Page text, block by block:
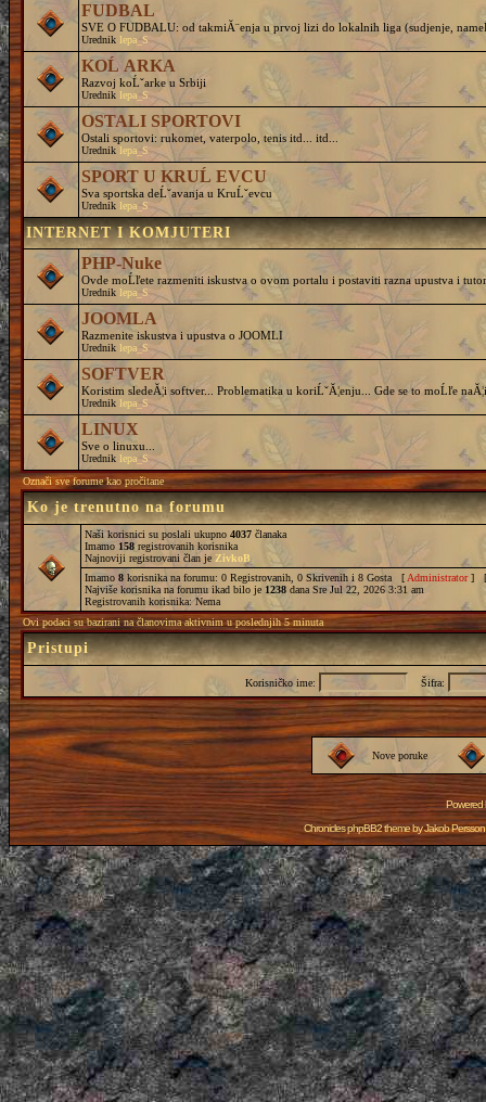
FUDBAL
SVE O FUDBALU: od takmiĂ¨enja u prvoj lizi do lokalnih liga (sudjenje,
Urednik lepa_S
KOĹ ARKA
Razvoj koĹˇarke u Srbiji
Urednik lepa_S
OSTALI SPORTOVI
Ostali sportovi: rukomet, vaterpolo, tenis itd... itd...
Urednik lepa_S
SPORT U KRUĹ EVCU
Sva sportska deĹˇavanja u KruĹˇevcu
Urednik lepa_S
INTERNET I KOMJUTERI
PHP-Nuke
Ovde moĹľete razmeniti iskustva o ovom portalu i postaviti razna upustva i
Urednik lepa_S
JOOMLA
Razmenite iskustva i upustva o JOOMLI
Urednik lepa_S
SOFTVER
Koristim sledeĂ¦i softver... Problematika u koriĹˇĂ¦enju... Gde se to moĹľe
Urednik lepa_S
LINUX
Sve o linuxu...
Urednik lepa_S
Označi sve forume kao pročitane
Ko je trenutno na forumu
Naši korisnici su poslali ukupno 4037 članaka
Imamo 158 registrovanih korisnika
Najnoviji registrovani član je ZivkoB
Imamo 8 korisnika na forumu: 0 Registrovanih, 0 Skrivenih i 8 Gosta [ Administrator]
Najviše korisnika na forumu ikad bilo je 1238 dana Sre Jul 22, 2026 3:31 am
Registrovanih korisnika: Nema
Ovi podaci su bazirani na članovima aktivnim u poslednjih 5 minuta
Pristupi
Korisničko ime: Šifra:
Nove poruke
Powered
Chronicles phpBB2 theme byJakob Persson